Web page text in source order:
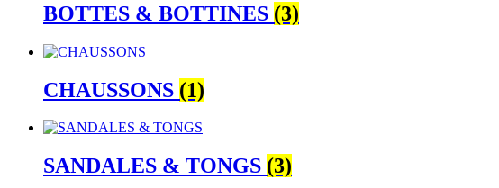
BOTTES & BOTTINES (3)
CHAUSSONS (1)
SANDALES & TONGS (3)